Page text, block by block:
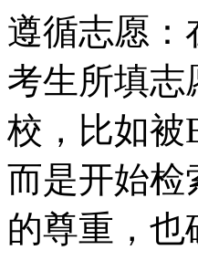
遵循志愿：
考生所填志
校，比如被
而是开始检
的尊重，也